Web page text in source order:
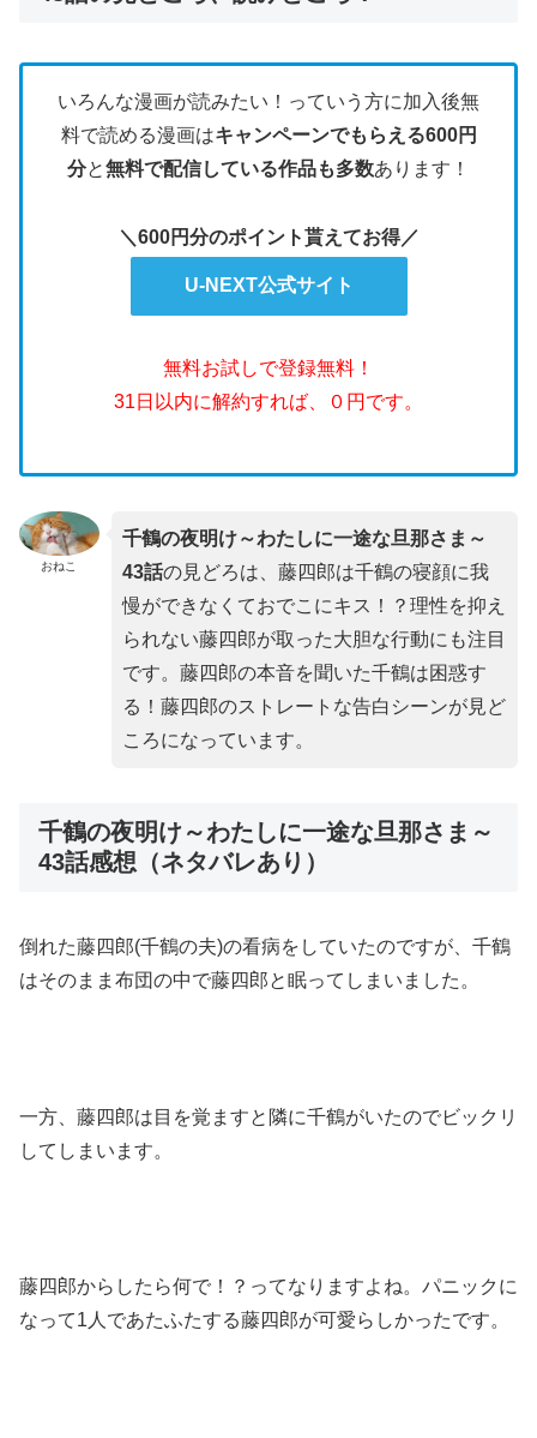
いろんな漫画が読みたい！っていう方に加入後無
料で読める漫画はキャンペーンでもらえる600円
分と無料で配信している作品も多数あります！
＼600円分のポイント貰えてお得／
U-NEXT公式サイト
無料お試しで登録無料！
31日以内に解約すれば、０円です。
おねこ
千鶴の夜明け～わたしに一途な旦那さま～
43話の見どろは、藤四郎は千鶴の寝顔に我
慢ができなくておでこにキス！？理性を抑え
られない藤四郎が取った大胆な行動にも注目
です。藤四郎の本音を聞いた千鶴は困惑す
る！藤四郎のストレートな告白シーンが見ど
ころになっています。
千鶴の夜明け～わたしに一途な旦那さま～
43話感想（ネタバレあり）
倒れた藤四郎(千鶴の夫)の看病をしていたのですが、千鶴
はそのまま布団の中で藤四郎と眠ってしまいました。
一方、藤四郎は目を覚ますと隣に千鶴がいたのでビックリ
してしまいます。
藤四郎からしたら何で！？ってなりますよね。パニックに
なって1人であたふたする藤四郎が可愛らしかったです。